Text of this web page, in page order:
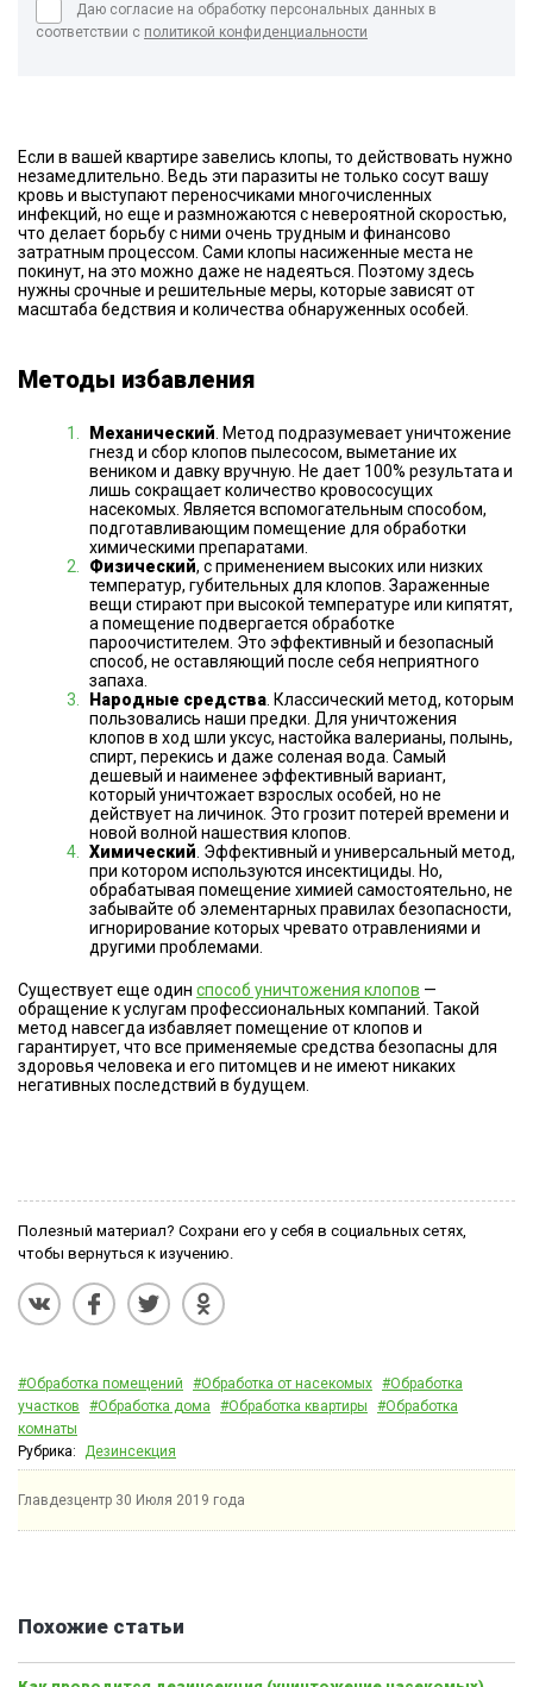
Даю согласие на обработку персональных данных в
соответствии с политикой конфиденциальности
Если в вашей квартире завелись клопы, то действовать нужно
незамедлительно. Ведь эти паразиты не только сосут вашу
кровь и выступают переносчиками многочисленных
инфекций, но еще и размножаются с невероятной скоростью,
что делает борьбу с ними очень трудным и финансово
затратным процессом. Сами клопы насиженные места не
покинут, на это можно даже не надеяться. Поэтому здесь
нужны срочные и решительные меры, которые зависят от
масштаба бедствия и количества обнаруженных особей.
Методы избавления
Механический . Метод подразумевает уничтожение
гнезд и сбор клопов пылесосом, выметание их
веником и давку вручную. Не дает 100% результата и
лишь сокращает количество кровососущих
насекомых. Является вспомогательным способом,
подготавливающим помещение для обработки
химическими препаратами.
Физический, с применением высоких или низких
температур, губительных для клопов. Зараженные
вещи стирают при высокой температуре или кипятят,
а помещение подвергается обработке
пароочистителем. Это эффективный и безопасный
способ, не оставляющий после себя неприятного
запаха.
Народные средства . Классический метод, которым
пользовались наши предки. Для уничтожения
клопов в ход шли уксус, настойка валерианы, полынь,
спирт, перекись и даже соленая вода. Самый
дешевый и наименее эффективный вариант,
который уничтожает взрослых особей, но не
действует на личинок. Это грозит потерей времени и
новой волной нашествия клопов.
Химический . Эффективный и универсальный метод,
при котором используются инсектициды. Но,
обрабатывая помещение химией самостоятельно, не
забывайте об элементарных правилах безопасности,
игнорирование которых чревато отравлениями и
другими проблемами.
Существует еще один способ уничтожения клопов —
обращение к услугам профессиональных компаний. Такой
метод навсегда избавляет помещение от клопов и
гарантирует, что все применяемые средства безопасны для
здоровья человека и его питомцев и не имеют никаких
негативных последствий в будущем.
Полезный материал? Сохрани его у себя в социальных сетях,
чтобы вернуться к изучению.
#Обработка помещений #Обработка от насекомых #Обработка
участков
#Обработка дома #Обработка квартиры
#Обработка
комнаты
Рубрика: Дезинсекция
Главдезцентр 30 Июля 2019 года
Похожие статьи